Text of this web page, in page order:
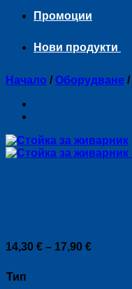
Промоции
Нови продукти
Начало / Оборудване /
14,30 € – 17,90 €Price
Тип